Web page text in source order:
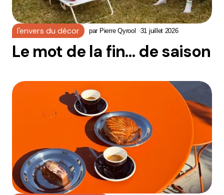
l'envers du décor par Pierre Qyrool 31 juillet 2026
Le mot de la fin… de saison